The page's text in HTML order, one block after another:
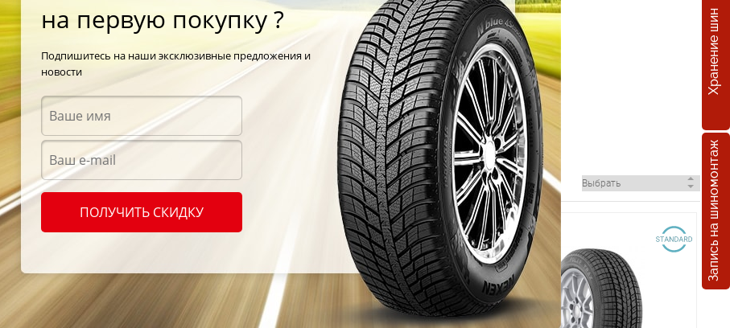
Хранение шин
Запись на шиномонтаж
Hercules в
на первую покупку ?
Подпишитесь на наши эксклюзивные предложения и
новости
ПОЛУЧИТЬ СКИДКУ